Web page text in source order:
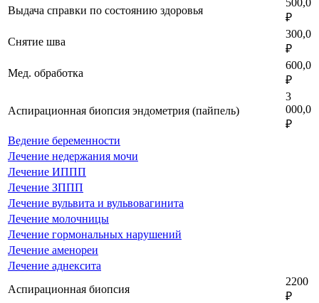
Выдача справки по состоянию здоровья
₽
Снятие шва
300,0
₽
Мед. обработка
600,0
₽
Аспирационная биопсия эндометрия (пайпель)
3
000,0
₽
Ведение беременности
Лечение недержания мочи
Лечение ИППП
Лечение ЗППП
Лечение вульвита и вульвовагинита
Лечение молочницы
Лечение гормональных нарушений
Лечение аменореи
Лечение аднексита
Аспирационная биопсия
2200
₽